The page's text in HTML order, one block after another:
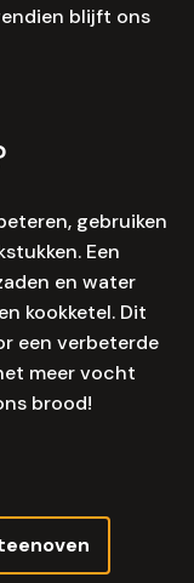
blijft ons
gebruiken
Een
en water
kookketel. Dit
een verbeterde
meer vocht
brood!